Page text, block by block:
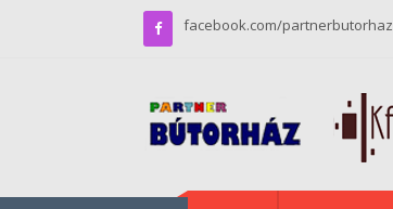
facebook.com/partnerbutorhaz